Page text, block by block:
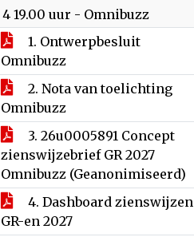
4 19.00 uur - Omnibuzz
1. Ontwerpbesluit
Omnibuzz
2. Nota van toelichting
Omnibuzz
3. 26u0005891 Concept
zienswijzebrief GR 2027
Omnibuzz (Geanonimiseerd)
4. Dashboard zienswijzen
GR-en 2027